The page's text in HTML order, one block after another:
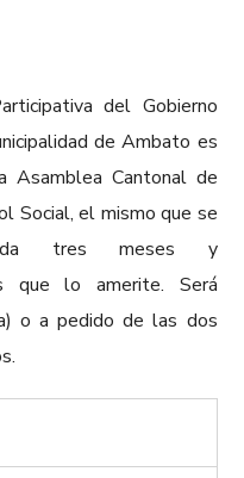
del Gobierno
de Ambato es
Asamblea Cantonal de
Social, el mismo que se
tres meses y
que lo amerite. Será
o a pedido de las dos